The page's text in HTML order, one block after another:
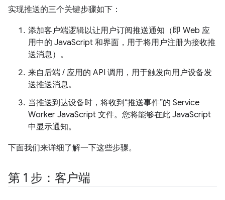
实现推送的三个关键步骤如下：
添加客户端逻辑以让用户订阅推送通知（即 Web 应
用中的 JavaScript 和界面，用于将用户注册为接收推
送消息）。
来自后端 / 应用的 API 调用，用于触发向用户设备发
送推送消息。
当推送到达设备时，将收到“推送事件”的 Service
Worker JavaScript 文件。您将能够在此 JavaScript
中显示通知。
下面我们来详细了解一下这些步骤。
第 1 步：客户端